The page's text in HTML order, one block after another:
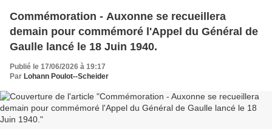
Commémoration - Auxonne se recueillera
demain pour commémoré l'Appel du Général de
Gaulle lancé le 18 Juin 1940.
Publié le 17/06/2026 à 19:17
Par Lohann Poulot--Scheider